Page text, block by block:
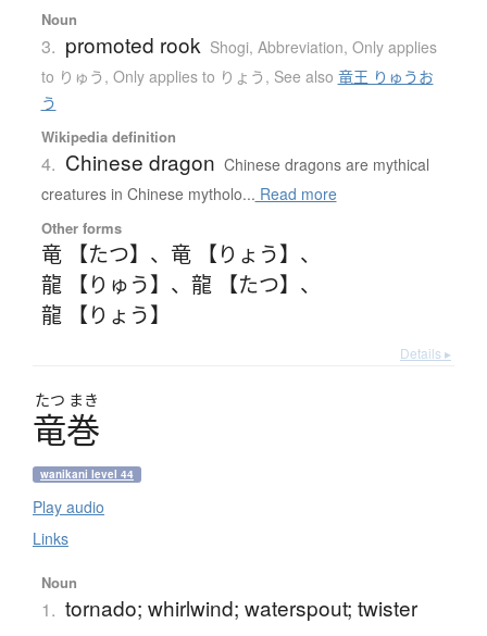
Noun
3. promoted rook Shogi, Abbreviation, Only applies
to りゅう , Only applies to りょう , See also 竜王 りゅうお
う
Wikipedia definition
4. Chinese dragon Chinese dragons are mythical
creatures in Chinese mytholo... Read more
Other forms
竜 【たつ】 、 竜 【りょう】 、
龍 【りゅう】 、 龍 【たつ】 、
龍 【りょう】
Details ▸
たつ まき
竜巻
wanikani level 44
Play audio
Links
Noun
1. tornado; whirlwind; waterspout; twister